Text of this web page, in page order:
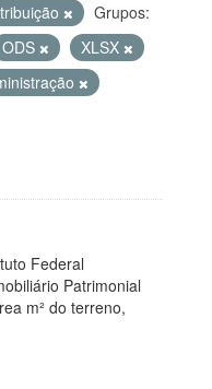
Grupos:
ODS
XLSX
Federal
Patrimonial
m² do terreno,